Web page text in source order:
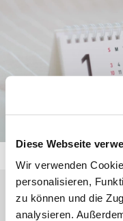
Diese Webseite
Wir verwenden
personalisieren,
zu können und die
analysieren.
Sonntag, 6.